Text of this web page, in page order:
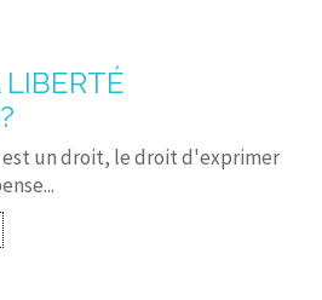
un droit, le droit d'exprimer